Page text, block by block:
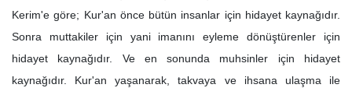
Kerim'e göre; Kur'an önce bütün insanlar için hidayet kaynağıdır.
Sonra muttakiler için yani imanını eyleme dönüştürenler için
hidayet kaynağıdır. Ve en sonunda muhsinler için hidayet
kaynağıdır. Kur'an yaşanarak, takvaya ve ihsana ulaşma ile